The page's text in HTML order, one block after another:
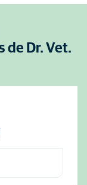
de Dr. Vet.